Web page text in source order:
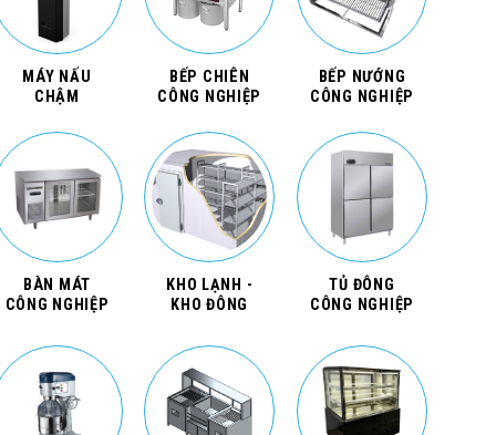
MÁY NẤU
CHẬM
BẾP CHIÊN
CÔNG NGHIỆP
BẾP NƯỚNG
CÔNG NGHIỆP
BÀN MÁT
CÔNG NGHIỆP
KHO LẠNH -
KHO ĐÔNG
TỦ ĐÔNG
CÔNG NGHIỆP